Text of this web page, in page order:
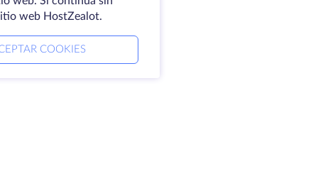
web HostZealot.
COOKIES